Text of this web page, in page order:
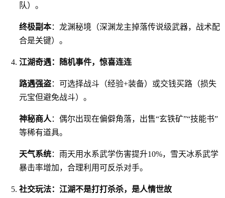
队）。
终极副本：龙渊秘境（深渊龙主掉落传说级武器，战术配
合是关键）。
江湖奇遇：随机事件，惊喜连连
路遇强盗：可选择战斗（经验+装备）或交钱买路（损失
元宝但避免战斗）。
神秘商人 ：偶尔出现在偏僻角落，出售“玄铁矿”“技能书”
等稀有道具。
天气系统：雨天用水系武学伤害提升10%，雪天冰系武学
暴击率增加，合理利用可反杀对手。
社交玩法：江湖不是打打杀杀，是人情世故